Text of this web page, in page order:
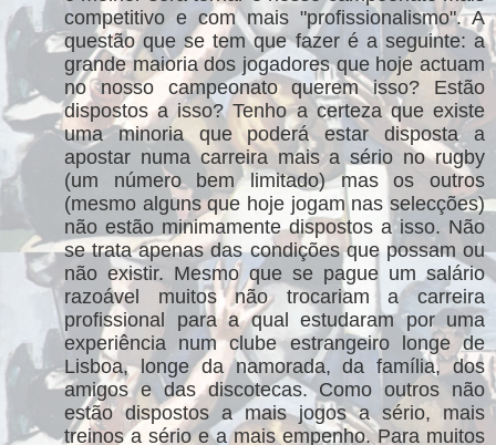
competitivo e com mais "profissionalismo". A
questão que se tem que fazer é a seguinte: a
grande maioria dos jogadores que hoje actuam
no nosso campeonato querem isso? Estão
dispostos a isso? Tenho a certeza que existe
uma minoria que poderá estar disposta a
apostar numa carreira mais a sério no rugby
(um número bem limitado) mas os outros
(mesmo alguns que hoje jogam nas selecções)
não estão minimamente dispostos a isso. Não
se trata apenas das condições que possam ou
não existir. Mesmo que se pague um salário
razoável muitos não trocariam a carreira
profissional para a qual estudaram por uma
experiência num clube estrangeiro longe de
Lisboa, longe da namorada, da família, dos
amigos e das discotecas. Como outros não
estão dispostos a mais jogos a sério, mais
treinos a sério e a mais empenho. Para muitos